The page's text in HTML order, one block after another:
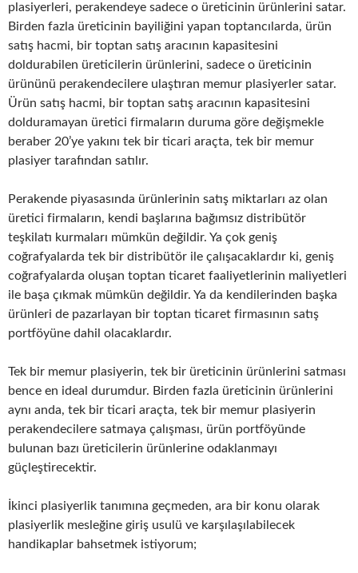
plasiyerleri, perakendeye sadece o üreticinin ürünlerini satar.
Birden fazla üreticinin bayiliğini yapan toptancılarda, ürün
satış hacmi, bir toptan satış aracının kapasitesini
doldurabilen üreticilerin ürünlerini, sadece o üreticinin
ürününü perakendecilere ulaştıran memur plasiyerler satar.
Ürün satış hacmi, bir toptan satış aracının kapasitesini
dolduramayan üretici firmaların duruma göre değişmekle
beraber 20’ye yakını tek bir ticari araçta, tek bir memur
plasiyer tarafından satılır.
Perakende piyasasında ürünlerinin satış miktarları az olan
üretici firmaların, kendi başlarına bağımsız distribütör
teşkilatı kurmaları mümkün değildir. Ya çok geniş
coğrafyalarda tek bir distribütör ile çalışacaklardır ki, geniş
coğrafyalarda oluşan toptan ticaret faaliyetlerinin maliyetleri
ile başa çıkmak mümkün değildir. Ya da kendilerinden başka
ürünleri de pazarlayan bir toptan ticaret firmasının satış
portföyüne dahil olacaklardır.
Tek bir memur plasiyerin, tek bir üreticinin ürünlerini satması
bence en ideal durumdur. Birden fazla üreticinin ürünlerini
aynı anda, tek bir ticari araçta, tek bir memur plasiyerin
perakendecilere satmaya çalışması, ürün portföyünde
bulunan bazı üreticilerin ürünlerine odaklanmayı
güçleştirecektir.
İkinci plasiyerlik tanımına geçmeden, ara bir konu olarak
plasiyerlik mesleğine giriş usulü ve karşılaşılabilecek
handikaplar bahsetmek istiyorum;